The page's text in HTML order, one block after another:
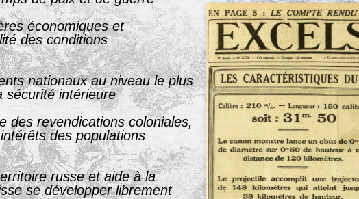
économiques et
des conditions
nationaux au niveau le plus
sécurité intérieure
des revendications coloniales,
des populations
russe et aide à la
se développer librement